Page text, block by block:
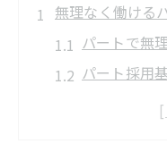
無理なく働ける
パートで無
パート採用